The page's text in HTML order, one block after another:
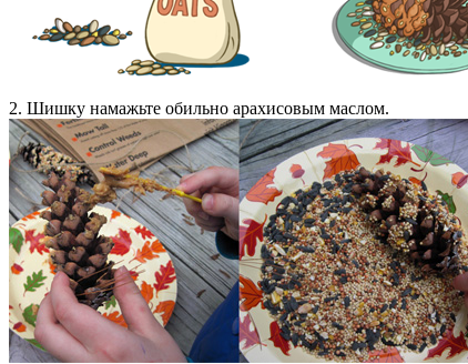
2. Шишку намажьте обильно арахисовым маслом.